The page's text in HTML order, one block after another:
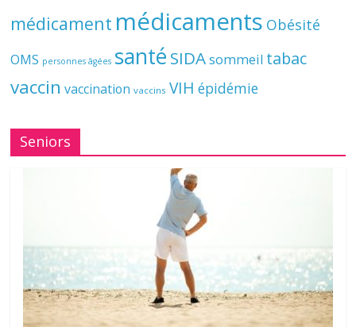
médicament médicaments Obésité
OMS personnes âgées santé SIDAsommeil tabac
vaccin vaccination vaccins VIH épidémie
Seniors